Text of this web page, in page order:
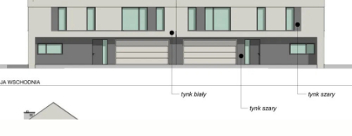
Serdecznie zapraszam do kontaktu.